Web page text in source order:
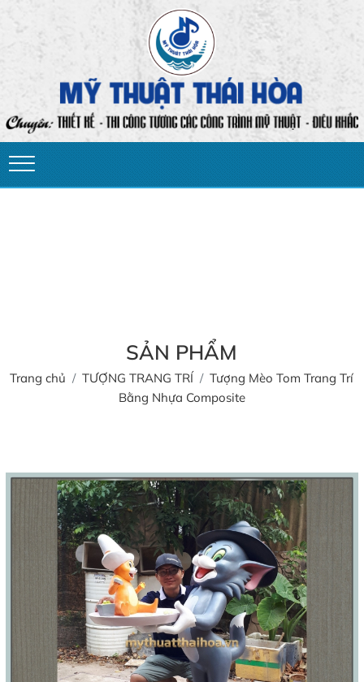
SẢN PHẨM
Trang chủ TƯỢNG TRANG TRÍ
Tượng Mèo Tom Trang Trí
Bằng Nhựa Composite